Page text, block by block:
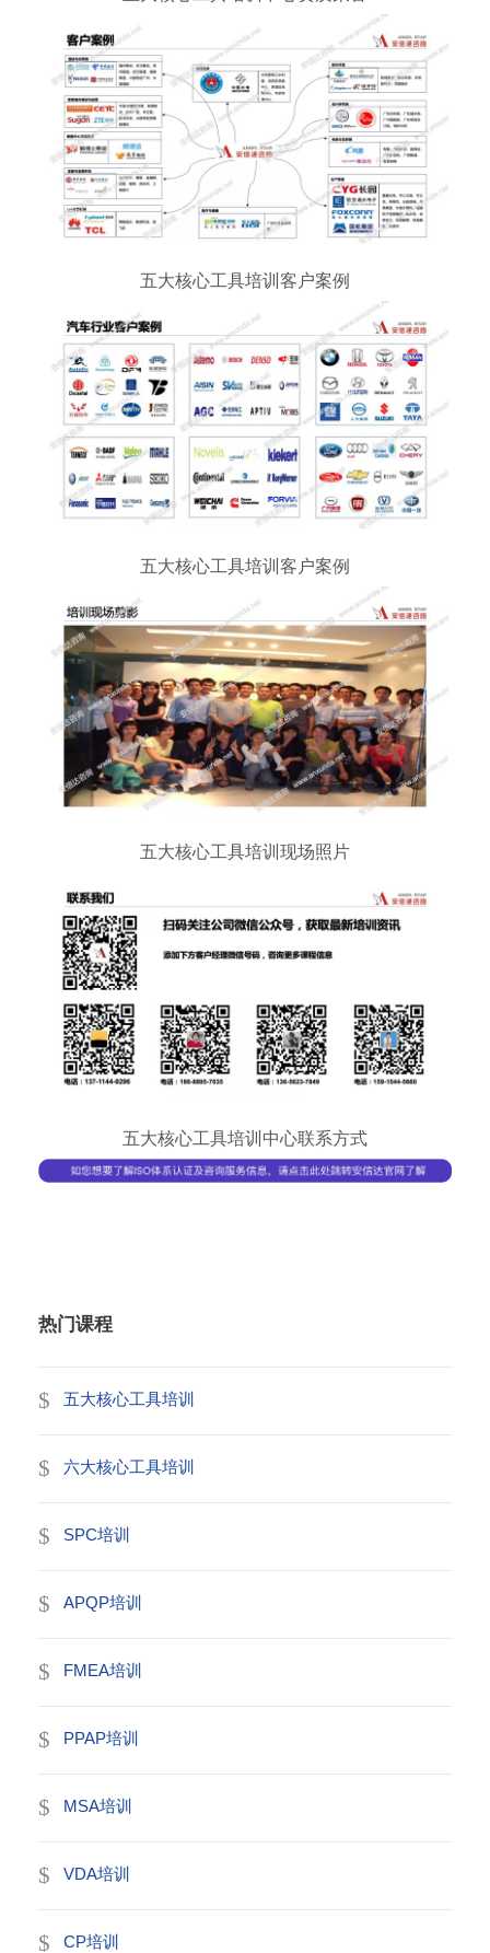
五大核心工具培训客户案例
五大核心工具培训客户案例
五大核心工具培训现场照片
五大核心工具培训中心联系方式
热门课程
五大核心工具培训
六大核心工具培训
SPC培训
APQP培训
FMEA培训
PPAP培训
MSA培训
VDA培训
CP培训